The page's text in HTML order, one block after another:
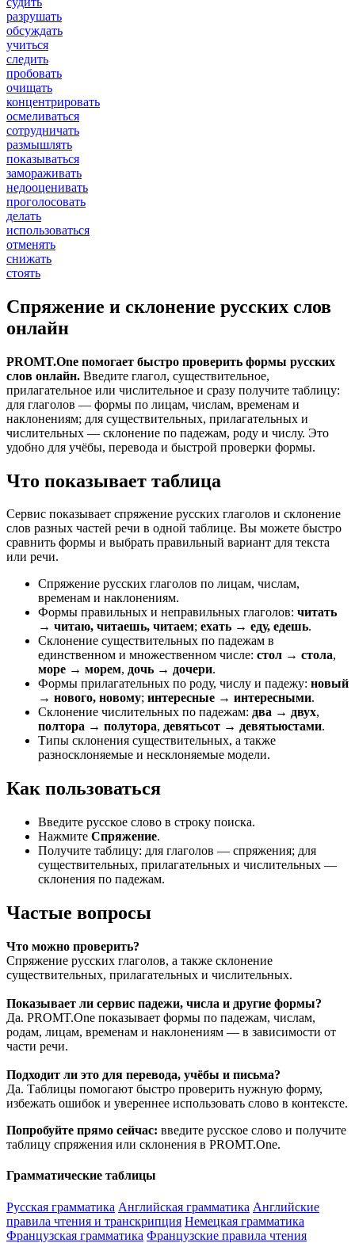
разрушать
обсуждать
учиться
следить
пробовать
очищать
концентрировать
осмеливаться
сотрудничать
размышлять
показываться
замораживать
недооценивать
проголосовать
делать
использоваться
отменять
снижать
стоять
Спряжение и склонение русских слов
онлайн
PROMT.One помогает быстро проверить формы русских
слов онлайн. Введите глагол, существительное,
прилагательное или числительное и сразу получите таблицу:
для глаголов — формы по лицам, числам, временам и
наклонениям; для существительных, прилагательных и
числительных — склонение по падежам, роду и числу. Это
удобно для учёбы, перевода и быстрой проверки формы.
Что показывает таблица
Сервис показывает спряжение русских глаголов и склонение
слов разных частей речи в одной таблице. Вы можете быстро
сравнить формы и выбрать правильный вариант для текста
или речи.
Спряжение русских глаголов по лицам, числам,
временам и наклонениям.
Формы правильных и неправильных глаголов: читать
→ читаю, читаешь, читаем; ехать → еду, едешь.
Склонение существительных по падежам в
единственном и множественном числе: стол → стола,
море → морем, дочь → дочери.
Формы прилагательных по роду, числу и падежу: новый
→ нового, новому; интересные → интересными.
Склонение числительных по падежам: два → двух,
полтора → полутора, девятьсот → девятьюстами.
Типы склонения существительных, а также
разносклоняемые и несклоняемые модели.
Как пользоваться
Введите русское слово в строку поиска.
Нажмите Спряжение.
Получите таблицу: для глаголов — спряжения; для
существительных, прилагательных и числительных —
склонения по падежам.
Частые вопросы
Что можно проверить?
Спряжение русских глаголов, а также склонение
существительных, прилагательных и числительных.
Показывает ли сервис падежи, числа и другие формы?
Да. PROMT.One показывает формы по падежам, числам,
родам, лицам, временам и наклонениям — в зависимости от
части речи.
Подходит ли это для перевода, учёбы и письма?
Да. Таблицы помогают быстро проверить нужную форму,
избежать ошибок и увереннее использовать слово в контексте.
Попробуйте прямо сейчас: введите русское слово и получите
таблицу спряжения или склонения в PROMT.One.
Грамматические таблицы
Русская грамматика Английская грамматика Английские
правила чтения и транскрипция Немецкая грамматика
Французская грамматика Французские правила чтения